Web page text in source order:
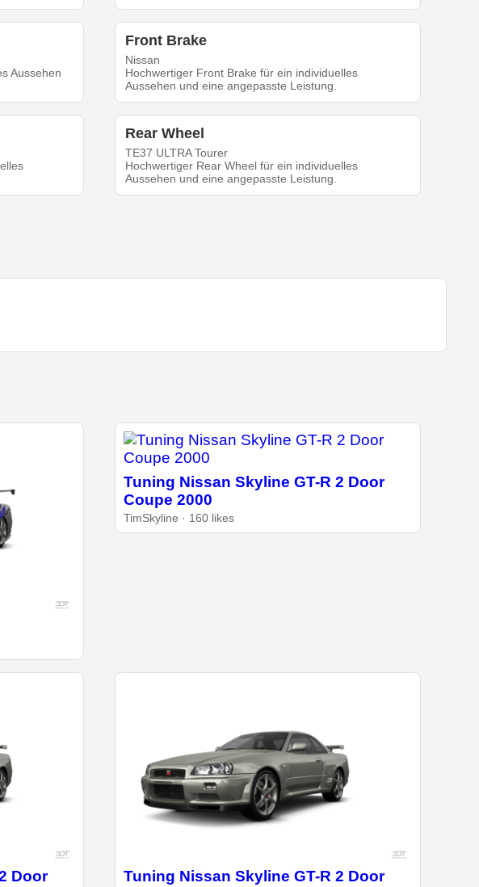
Aussehen
Front Brake
Nissan
Hochwertiger Front Brake für ein individuelles
Aussehen und eine angepasste Leistung.
Rear Wheel
TE37 ULTRA Tourer
Hochwertiger Rear Wheel für ein individuelles
Aussehen und eine angepasste Leistung.
Tuning Nissan Skyline GT-R 2 Door
Coupe 2000
TimSkyline · 160 likes
Door
Tuning Nissan Skyline GT-R 2 Door